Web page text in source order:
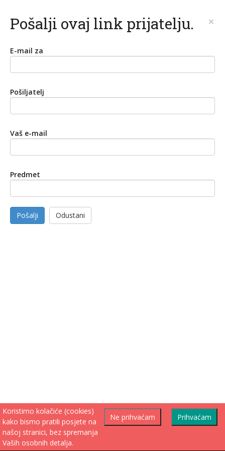
Pošalji ovaj link prijatelju. ×
E-mail za
Pošiljatelj
Vaš e-mail
Predmet
Pošalji Odustani
Prihvaćam
Ne prihvaćam
Koristimo kolačiće (cookies)
kako bismo pratili posjete na
našoj stranici, bez spremanja
Vaših osobnih detalja.